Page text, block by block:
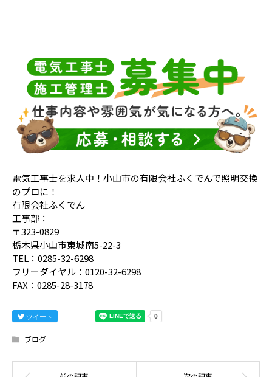
電気工事士を求人中！小山市の有限会社ふくでんで照明交換
のプロに！
有限会社ふくでん
工事部：
〒323-0829
栃木県小山市東城南5-22-3
TEL：0285-32-6298
フリーダイヤル：0120-32-6298
FAX：0285-28-3178
ツイート
ブログ